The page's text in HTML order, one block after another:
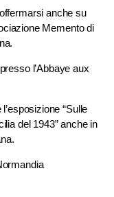
anche su
Memento di
l’Abbaye aux
“Sulle
del 1943” anche in